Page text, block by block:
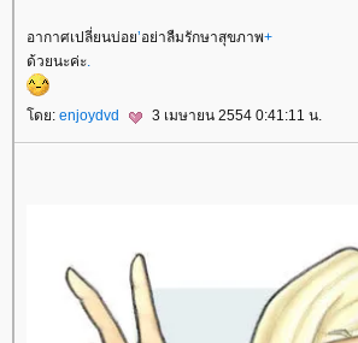
อากาศเปลี่ยนบ่อ’อย่าลืมรักษาสุขภาพ+
ด้วยนะค่ะ.
ดย: enjoydvd 3 เมษายน 2554 0:41:11 น.